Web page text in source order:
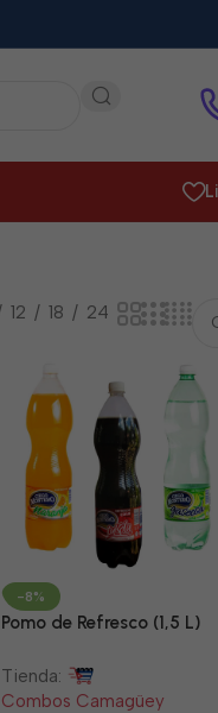
12 18 24
-8%
Pomo de Refresco (1,5 L)
Tienda:
Combos Camagüey